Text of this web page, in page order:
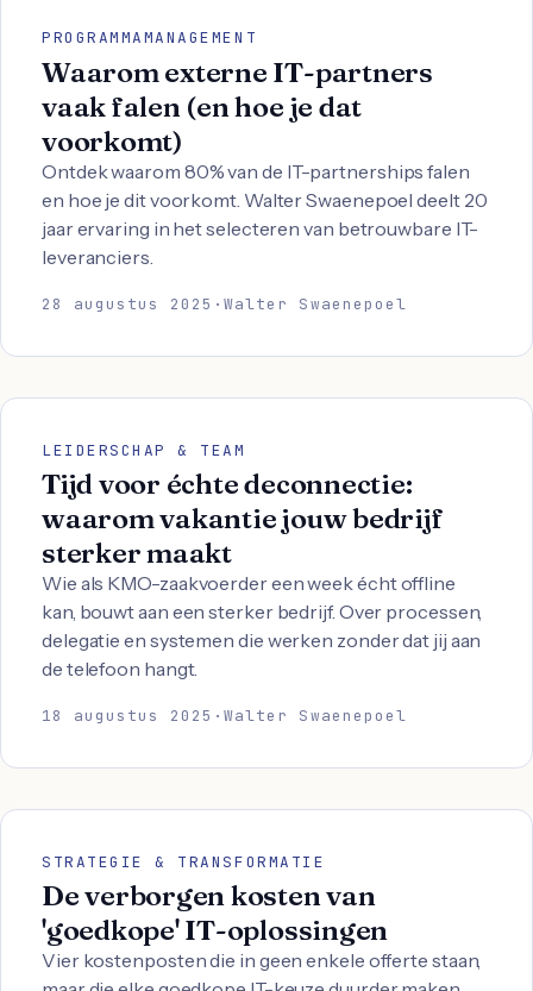
PROGRAMMAMANAGEMENT
Waarom externe IT-partners
vaak falen (en hoe je dat
voorkomt)
Ontdek waarom 80% van de IT-partnerships falen
en hoe je dit voorkomt. Walter Swaenepoel deelt 20
jaar ervaring in het selecteren van betrouwbare IT-
leveranciers.
28 augustus 2025 ·Walter Swaenepoel
LEIDERSCHAP & TEAM
Tijd voor échte deconnectie:
waarom vakantie jouw bedrijf
sterker maakt
Wie als KMO-zaakvoerder een week écht offline
kan, bouwt aan een sterker bedrijf. Over processen,
delegatie en systemen die werken zonder dat jij aan
de telefoon hangt.
18 augustus 2025 ·Walter Swaenepoel
STRATEGIE & TRANSFORMATIE
De verborgen kosten van
'goedkope' IT-oplossingen
Vier kostenposten die in geen enkele offerte staan,